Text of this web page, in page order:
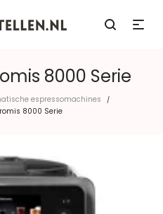
8000 Serie
espressomachines /
8000 Serie